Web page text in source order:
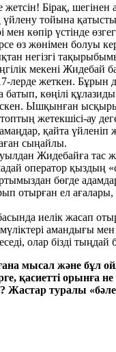
Бірақ,
тойына қатысты
көпір үстінде
өз жөнімен болуы
негізгі
мекені Жидебай
лерде жеткен. Бұрын
батып, көңілі
Ышқынған
жетекшісі-ау
қайта үйленіп
сыңайлы.
Жидебайға тас
оператор
бөгде
отырған ел
иелік жасап
амандығы
олар бізді тыңдай
ғана мысал және
қасиетті
туралы «бәлен-